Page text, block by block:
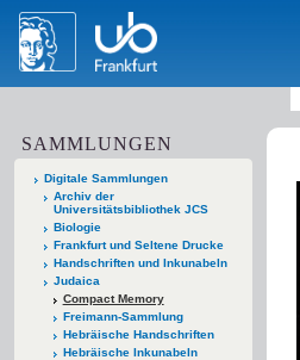
SAMMLUNGEN
Digitale Sammlungen
Archiv der
Universitätsbibliothek JCS
Biologie
Frankfurt und Seltene Drucke
Handschriften und Inkunabeln
Judaica
Compact Memory
Freimann-Sammlung
Hebräische Handschriften
Hebräische Inkunabeln